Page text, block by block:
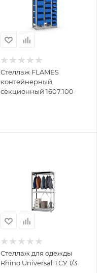
Стеллаж FLAMES
контейнерный,
секционный 1607.100
Стеллаж для одежды
Rhino Universal ТСУ 1/3